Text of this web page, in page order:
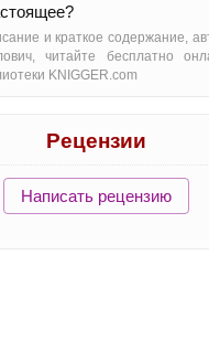
и краткое содержание,
читайте бесплатно
KNIGGER.com
Рецензии
Написать рецензию